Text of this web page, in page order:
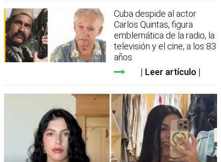
Cuba despide al actor
Carlos Quintas, figura
emblemática de la radio, la
televisión y el cine, a los 83
años
Leer artículo